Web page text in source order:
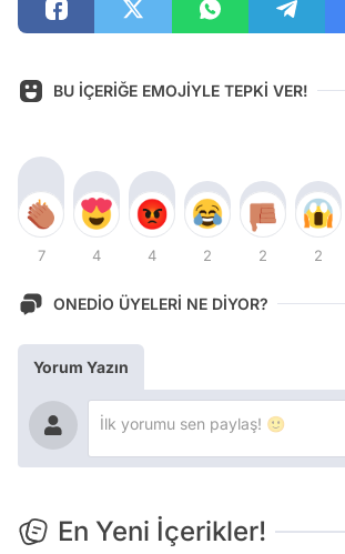
BU İÇERİĞE EMOJİYLE TEPKİ VER!
7 4 4 2 2 2
ONEDİO ÜYELERİ NE DİYOR?
Yorum Yazın
En Yeni İçerikler!